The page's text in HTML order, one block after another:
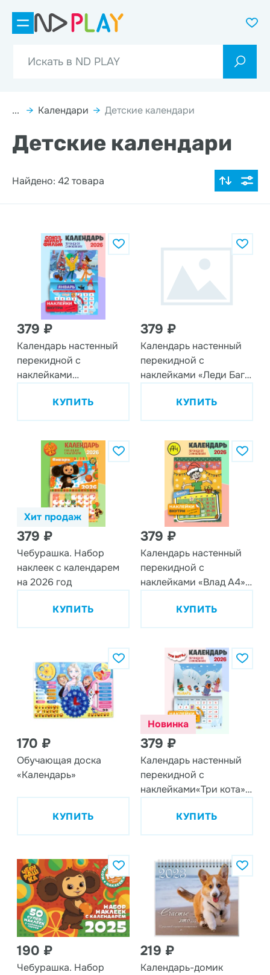
... → Календари → Детские календари
Детские календари
Найдено: 42 товара
По популярности
Цена по возрастанию
Цена по убыванию
379 ₽
Календарь настенный
перекидной с
наклейками
2026 годКУПИТЬ
379 ₽
Календарь настенный
перекидной с
наклейками «Леди Баг и
КУПИТЬ
Хит продаж
379 ₽
Чебурашка. Набор
наклеек с календарем
на 2026 год
КУПИТЬ
379 ₽
Календарь настенный
перекидной с
наклейками «Влад А4»
КУПИТЬ
170 ₽
Обучающая доска
«Календарь»
КУПИТЬ
Новинка
379 ₽
Календарь настенный
перекидной с
наклейками«Три кота»
КУПИТЬ
190 ₽
Чебурашка. Набор
219 ₽
Календарь-домик